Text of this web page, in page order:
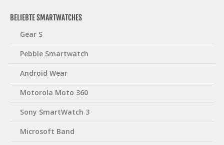
BELIEBTE SMARTWATCHES
Gear S
Pebble Smartwatch
Android Wear
Motorola Moto 360
Sony SmartWatch 3
Microsoft Band